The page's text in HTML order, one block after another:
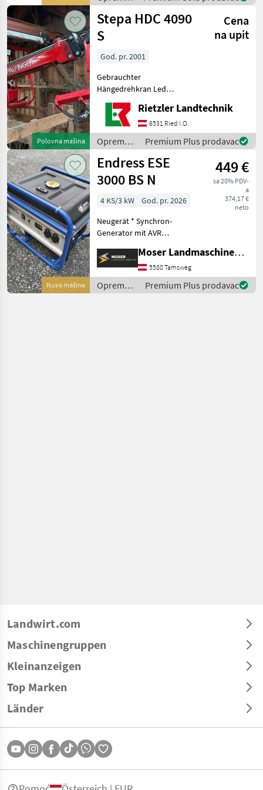
werden gründlich
za staju i
mljekarstvo
/
Sonstige
Polovna mašina
Stepa HDC 4090
S
Cena
na upit
God. pr. 2001
Gebrauchter
Hängedrehkran Led
Beleuchtung Dizalica za
sijeno, : Dizalica za sijeno
Oprema za staju i
mljekarstvo Oprema za
sijeno
Rietzler Landtechnik
6531 Ried I.O.
Oprema
za staju i
mljekarstvo
/ Stepa
Premium Plus prodavac
Nova mašina
Endress ESE
3000 BS N
449 €
sa 20% PDV-
a
374,17 €
neto
4 KS/3 kW
God. pr. 2026
Neugerät * Synchron-
Generator mit AVR
Spannungsregelung) und
230 V Anschluss * Großtank
für lange Laufzeiten *
Tankfüllstandsanzeige * 4
Moser Landmaschinenhandel
5580 Tamsweg
Oprema
za staju i
Premium Plus prodavac
Landwirt.com
Maschinengruppen
Kleinanzeigen
Top Marken
Länder